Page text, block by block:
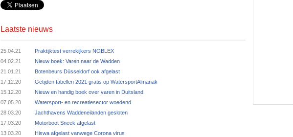
Laatste nieuws
25.04.21
Praktijktest verrekijkers NOBLEX
04.02.21
Nieuw boek: Varen naar de Wadden
21.01.21
Botenbeurs Düsseldorf ook afgelast
17.12.20
Getijden tabellen 2021 gratis op WatersportAlmanak
15.12.20
Nieuw en handig boek over varen in Duitsland
07.05.20
Watersport- en recreatiesector woedend
28.03.20
Jachthavens Waddeneilanden gesloten
17.03.20
Motorboot Sneek afgelast
13.03.20
Hiswa afgelast vanwege Corona virus